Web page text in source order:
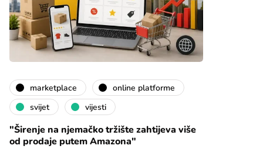
marketplace
online platforme
svijet
vijesti
"Širenje na njemačko tržište zahtijeva više
od prodaje putem Amazona"